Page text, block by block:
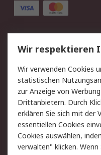
Service
Value Added Services
Rücksendungen
Hilfe
Rechtliches
AGB
Cookie-Richtlinie
Wir respektieren
Wir verwenden Cookies
statistischen
zur Anzeige von
Drittanbietern. Durch
erklären Sie sich mit der
essentiellen Cookies
Cookies auswählen,
verwalten" klicken.